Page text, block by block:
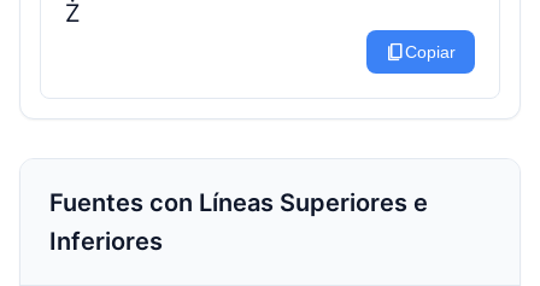
Ż
content_copyCopiar
Fuentes con Líneas Superiores e
Inferiores